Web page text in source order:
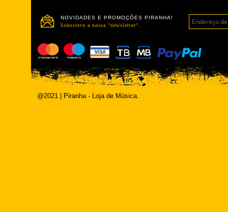
NOVIDADES E PROMOÇÕES PIRANHA!
Subscreve a nossa "newsletter".
@2021 | Piranha - Loja de Música.